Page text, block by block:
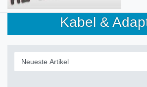
Kabel &